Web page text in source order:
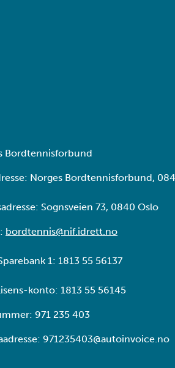
Bordtennisforbund
Norges Bordtennisforbund,
Sognsveien 73, 0840 Oslo
bordtennis@nif.idrett.no
1: 1813 55 56137
konto: 1813 55 56145
971 235 403
971235403@autoinvoice.no